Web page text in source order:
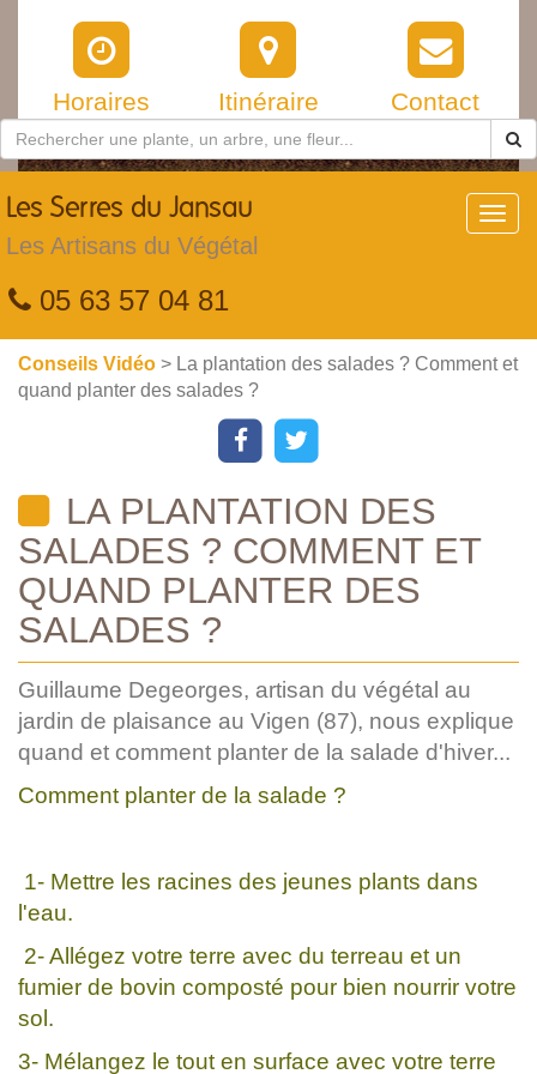
Horaires Itinéraire Contact
Les Serres du Jansau
Les Artisans du Végétal
05 63 57 04 81
Conseils Vidéo > La plantation des salades ? Comment et
quand planter des salades ?
LA PLANTATION DES
SALADES ? COMMENT ET
QUAND PLANTER DES
SALADES ?
Guillaume Degeorges, artisan du végétal au
jardin de plaisance au Vigen (87), nous explique
quand et comment planter de la salade d'hiver...
Comment planter de la salade ?
1- Mettre les racines des jeunes plants dans
l'eau.
2- Allégez votre terre avec du terreau et un
fumier de bovin composté pour bien nourrir votre
sol.
3- Mélangez le tout en surface avec votre terre